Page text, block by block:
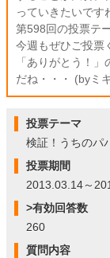
っていきたいです
第598回の投票テ
今週もぜひご投票
「ありがとう！
だね・・・ (byミ
投票テーマ
検証！うちのパ
投票期間
2013.03.14～
>有効回答数
260
質問内容